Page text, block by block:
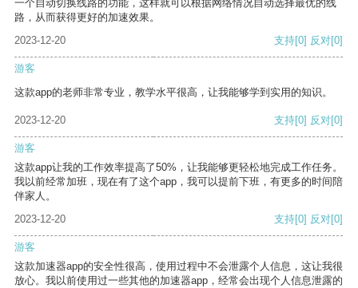
一个自动切换线路的功能，这样就可以根据网络情况自动选择最优的线
路，从而获得更好的加速效果。
2023-12-20
支持[0] 反对[0]
游客
这款app的老师非常专业，教学水平很高，让我能够学到实用的知识。
2023-12-20 支持[0] 反对[0]
游客
这款app让我的工作效率提高了50%，让我能够更轻松地完成工作任务。
我以前经常加班，现在有了这个app，我可以提前下班，有更多的时间陪
伴家人。
2023-12-20
支持[0] 反对[0]
游客
这款加速器app的安全性很高，使用过程中不会泄露个人信息，这让我很
放心。我以前使用过一些其他的加速器app，经常会出现个人信息泄露的